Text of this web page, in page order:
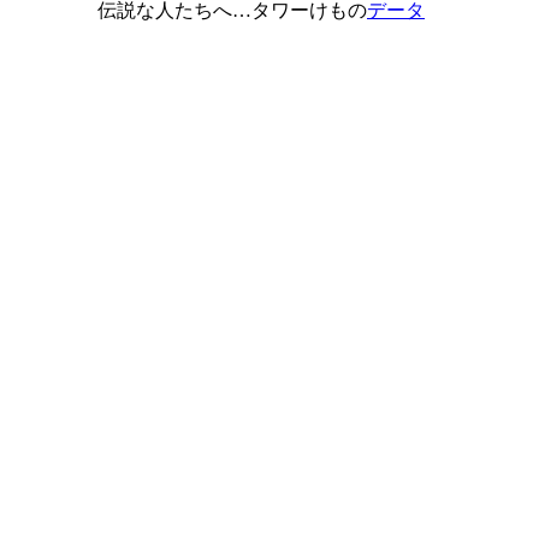
伝説な人たちへ…タワーけものデータ